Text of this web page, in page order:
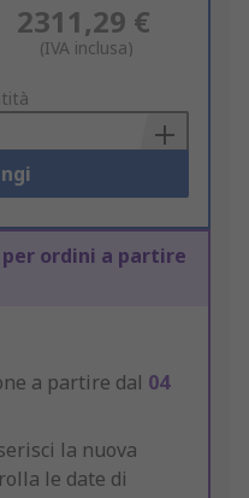
2311,29 €
(IVA inclusa)
per ordini a partire
a partire dal 04
la nuova
le date di